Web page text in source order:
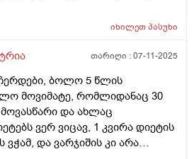
არაფერი მჭირს,
სხეულის დაკვირვებაში ვარ
მაგრამ ამ სიმპტომებმა
იქნებ რამე რჩევა მომცეთ.
იხილეთპასუხი
თარიღი :07-11-2025
ბოლო 5 წლის
მოვიმატე, რომლიდანაც 30
და ახლაც
ვერ ვიცავ, 1 კვირა დიეტის
ვჭამ, და ვარჯიშის კი არა